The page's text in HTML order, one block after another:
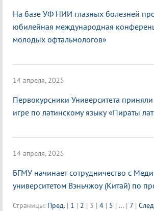
На базе УФ НИИ глазных болезней
юбилейная международная
молодых офтальмологов»
14 апреля, 2025
Первокурсники Университета приняли
игре по латинскому языку «Пираты
14 апреля, 2025
БГМУ начинает сотрудничество с
университетом Вэньчжоу (Китай) по
Страницы: Пред. | 1 | 2 | 3 | 4 | 5 | ... | 7 |